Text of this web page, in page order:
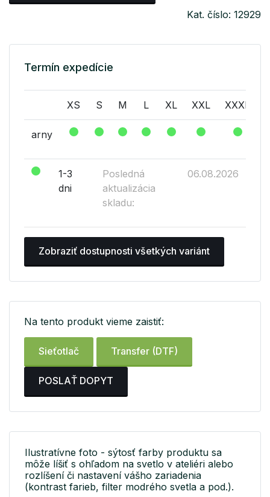
Kat. číslo: 12929
Termín expedície
XS S M L XL XXL XXXL
arny
1-3
dni
Posledná
aktualizácia
skladu:
06.08.2026
Zobraziť dostupnosti všetkých variánt
Na tento produkt vieme zaistiť:
Sieťotlač Transfer (DTF)
POSLAŤ DOPYT
Ilustratívne foto - sýtosť farby produktu sa
môže líšiť s ohľadom na svetlo v ateliéri alebo
rozlíšení či nastavení vášho zariadenia
(kontrast farieb, filter modrého svetla a pod.).